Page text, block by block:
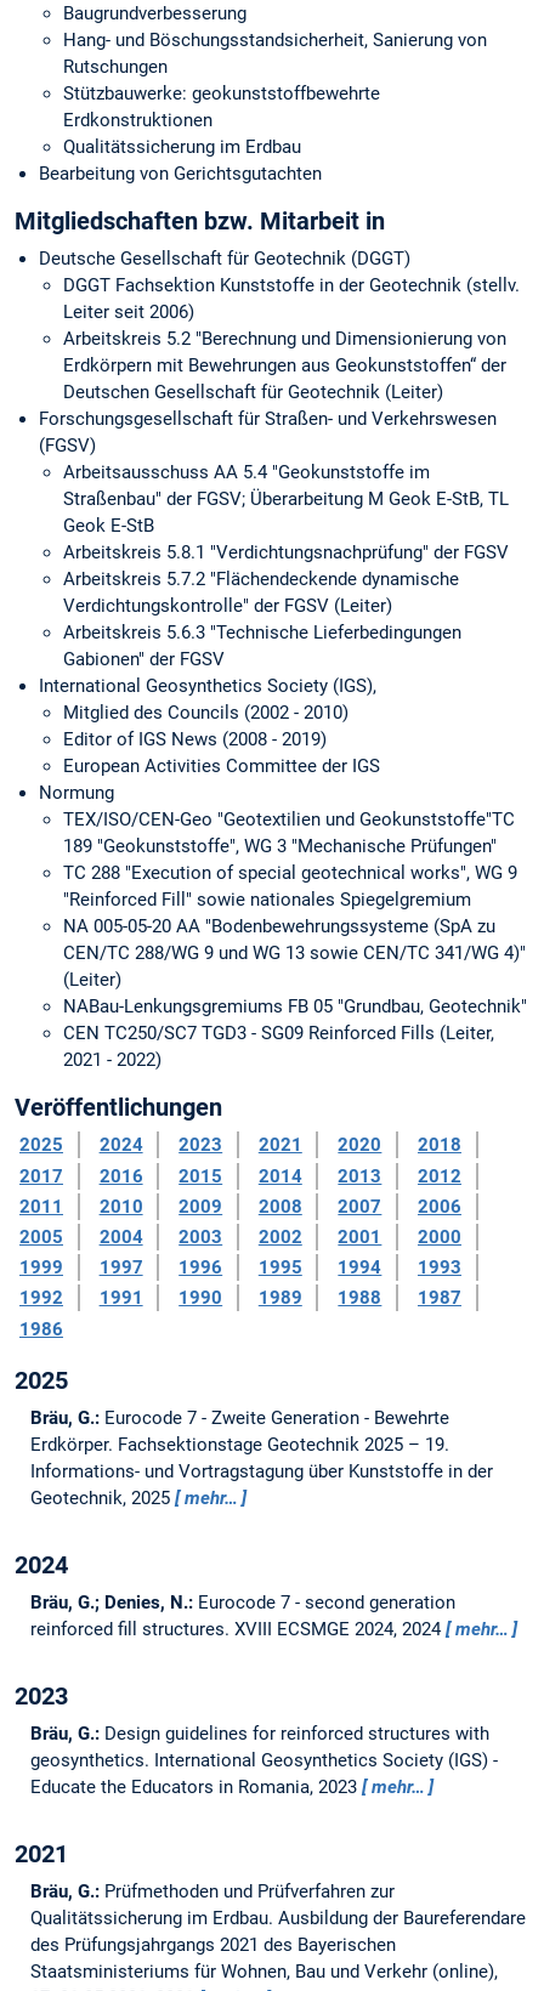
Baugrundverbesserung
Hang- und Böschungsstandsicherheit, Sanierung von
Rutschungen
Stützbauwerke: geokunststoffbewehrte
Erdkonstruktionen
Qualitätssicherung im Erdbau
Bearbeitung von Gerichtsgutachten
Mitgliedschaften bzw. Mitarbeit in
Deutsche Gesellschaft für Geotechnik (DGGT)
DGGT Fachsektion Kunststoffe in der Geotechnik (stellv.
Leiter seit 2006)
Arbeitskreis 5.2 "Berechnung und Dimensionierung von
Erdkörpern mit Bewehrungen aus Geokunststoffen“ der
Deutschen Gesellschaft für Geotechnik (Leiter)
Forschungsgesellschaft für Straßen- und Verkehrswesen
(FGSV)
Arbeitsausschuss AA 5.4 "Geokunststoffe im
Straßenbau" der FGSV; Überarbeitung M Geok E-StB, TL
Geok E-StB
Arbeitskreis 5.8.1 "Verdichtungsnachprüfung" der FGSV
Arbeitskreis 5.7.2 "Flächendeckende dynamische
Verdichtungskontrolle" der FGSV (Leiter)
Arbeitskreis 5.6.3 "Technische Lieferbedingungen
Gabionen" der FGSV
International Geosynthetics Society (IGS),
Mitglied des Councils (2002 - 2010)
Editor of IGS News (2008 - 2019)
European Activities Committee der IGS
Normung
TEX/ISO/CEN-Geo "Geotextilien und Geokunststoffe"TC
189 "Geokunststoffe", WG 3 "Mechanische Prüfungen"
TC 288 "Execution of special geotechnical works", WG 9
"Reinforced Fill" sowie nationales Spiegelgremium
NA 005-05-20 AA "Bodenbewehrungssysteme (SpA zu
CEN/TC 288/WG 9 und WG 13 sowie CEN/TC 341/WG 4)"
(Leiter)
NABau-Lenkungsgremiums FB 05 "Grundbau, Geotechnik"
CEN TC250/SC7 TGD3 - SG09 Reinforced Fills (Leiter,
2021 - 2022)
Veröffentlichungen
2025 2024 2023 2021 2020
2018
2017
2016 2015 2014 2013
2012
2011
2010 2009 2008 2007
2006
2005
2004 2003 2002 2001
2000
1999
1997 1996 1995 1994
1993
1992
1991 1990 1989 1988
1987
1986
2025
Bräu, G.: Eurocode 7 - Zweite Generation - Bewehrte
Erdkörper. Fachsektionstage Geotechnik 2025 – 19.
Informations- und Vortragstagung über Kunststoffe in der
Geotechnik, 2025
mehr…
2024
Bräu, G.; Denies, N.: Eurocode 7 - second generation
reinforced fill structures. XVIII ECSMGE 2024, 2024 mehr…
2023
Bräu, G.: Design guidelines for reinforced structures with
geosynthetics. International Geosynthetics Society (IGS) -
Educate the Educators in Romania, 2023
mehr…
2021
Bräu, G.: Prüfmethoden und Prüfverfahren zur
Qualitätssicherung im Erdbau. Ausbildung der Baureferendare
des Prüfungsjahrgangs 2021 des Bayerischen
Staatsministeriums für Wohnen, Bau und Verkehr (online),